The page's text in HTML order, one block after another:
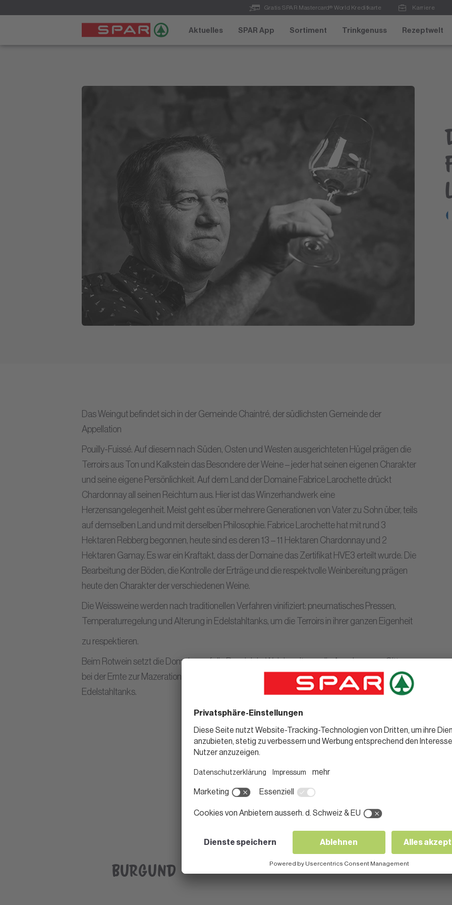
Gratis SPAR Mastercard® World Kreditkarte Karriere
Aktuelles SPAR App Sortiment Trinkgenuss Rezeptwelt
Das Weingut befindet sich in der Gemeinde Chaintré, der südlichsten Gemeinde der
Appellation
Pouilly-Fuissé. Auf diesem nach Süden, Osten und Westen ausgerichteten Hügel prägen die
Terroirs aus Ton und Kalkstein das Besondere der Weine – jeder hat seinen eigenen Charakter
und seine eigene Persönlichkeit. Auf dem Land der Domaine Fabrice Larochette drückt
Chardonnay all seinen Reichtum aus. Hier ist das Winzerhandwerk eine
Herzensangelegenheit. Meist geht es über mehrere Generationen von Vater zu Sohn über, teils
auf demselben Land und mit derselben Philosophie. Fabrice Larochette hat mit rund 3
Hektaren Rebberg begonnen, heute sind es deren 13 – 11 Hektaren Chardonnay und 2
Hektaren Gamay. Es war ein Kraftakt, dass der Domaine das Zertifikat HVE3 erteilt wurde. Die
Bearbeitung der Böden, die Kontrolle der Erträge und die respektvolle Weinbereitung prägen
heute den Charakter der verschiedenen Weine.
Die Weissweine werden nach traditionellen Verfahren vinifiziert: pneumatisches Pressen,
Temperaturregelung und Alterung in Edelstahltanks, um die Terroirs in ihrer ganzen Eigenheit
zu respektieren.
Beim Rotwein setzt die Domaine auf die Beaujolais-Weinbereitung: die Annahme von Gittern
bei der Ernte zur Mazeration, natürliche Extraktion, Weinbereitung und Alterung ebenfalls in
Edelstahltanks.
weitere Weine
Burgund